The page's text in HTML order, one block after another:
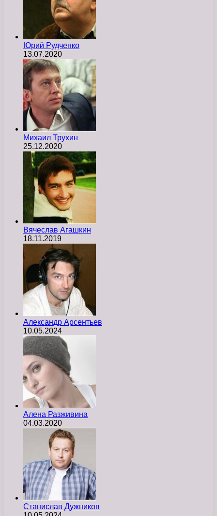
Юрий Рудченко
13.07.2020
Михаил Трухин
25.12.2020
Вячеслав Агашкин
18.11.2019
Александр Арсентьев
10.05.2024
Алена Разживина
04.03.2020
Станислав Дужников